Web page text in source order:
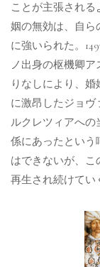
ことが主張され
姻の無効は、自ら
に強いられた。
ノ出身の枢機卿ア
りなしにより、
に激昂したジョヴ
ルクレツィアへの
係にあったという
はできないが、こ
再生され続けてい